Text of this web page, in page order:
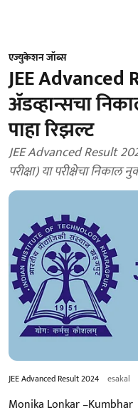
एज्युकेशन जॉब्स
JEE
ॲडव्हान्सचा
पाहा रिझल्ट
JEE Advanced Result
परीक्षा) या परीक्षेचा
JEE Advanced Result 2024 esakal
Monika Lonkar –Kumbhar